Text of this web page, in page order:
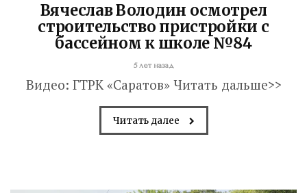
Вячеслав Володин осмотрел
строительство пристройки с
бассейном к школе №84
5 лет назад
Видео: ГТРК «Саратов» Читать дальше>>
Читать далее